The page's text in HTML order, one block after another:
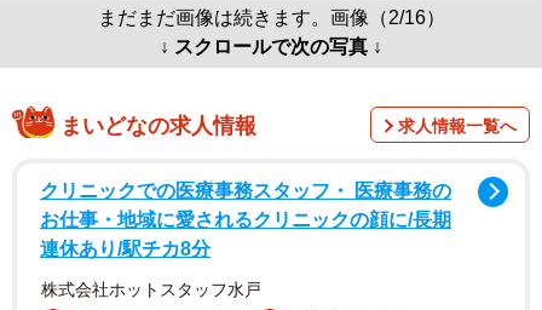
まだまだ画像は続きます。画像（2/16）
↓ スクロールで次の写真 ↓
まいどなの求人情報 求人情報一覧へ
クリニックでの医療事務スタッフ・ 医療事務の
お仕事・地域に愛されるクリニックの顔に/長期
連休あり/駅チカ8分
株式会社ホットスタッフ水戸